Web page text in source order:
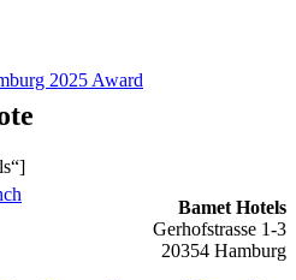
2025 Award
Bamet Hotels
Gerhofstrasse 1-3
20354 Hamburg